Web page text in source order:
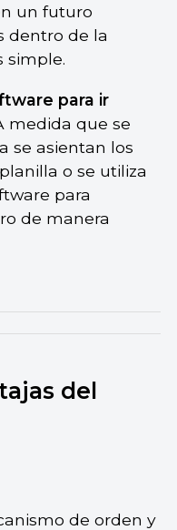
un futuro
dentro de la
simple.
para ir
medida que se
se asientan los
o se utiliza
para
de manera
del
de orden y